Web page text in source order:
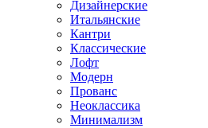
Дизайнерские
Итальянские
Кантри
Классические
Лофт
Модерн
Прованс
Неоклассика
Минимализм